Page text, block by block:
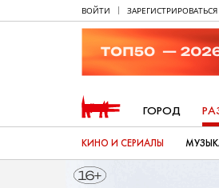
ВОЙТИ ЗАРЕГИСТРИРОВАТЬСЯ
ГОРОД
КИНО И СЕРИАЛЫ